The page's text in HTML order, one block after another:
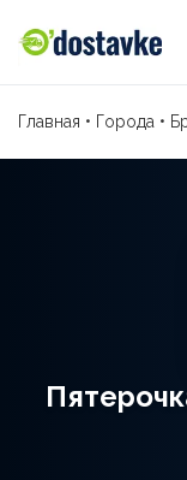
Главная • Города •